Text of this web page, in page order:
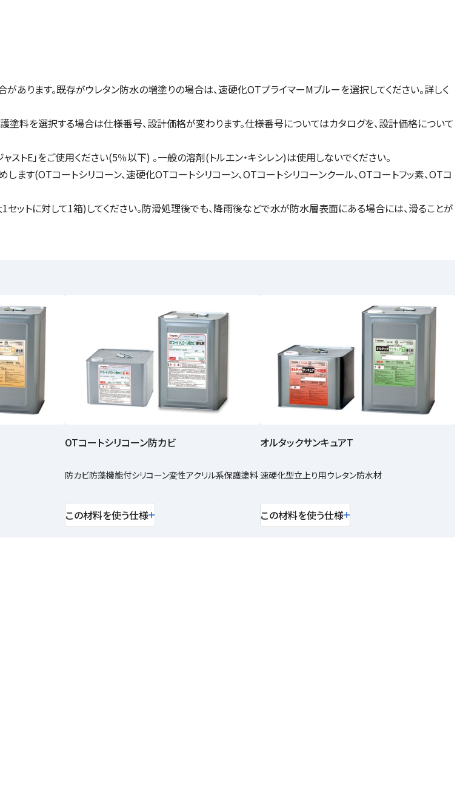
ります。既存がウレタン防水の増塗りの場合は、速硬化OTプライマーMブルーを選択してください。詳しく
料を選択する場合は仕様番号、設計価格が変わります。仕様番号についてはカタログを、設計価格について
トE」をご使用ください(5％以下) 。一般の溶剤(トルエン・キシレン)は使用しないでください。
す(OTコートシリコーン、速硬化OTコートシリコーン、OTコートシリコーンクール、OTコートフッ素、OTコ
ットに対して1箱)してください。防滑処理後でも、降雨後などで水が防水層表面にある場合には、滑ることが
OTコートシリコーン防カビ
防カビ防藻機能付シリコーン変性アクリル系保護塗料
この材料を使う仕様
オルタックサンキュアT
速硬化型立上り用ウレタン防水材
この材料を使う仕様